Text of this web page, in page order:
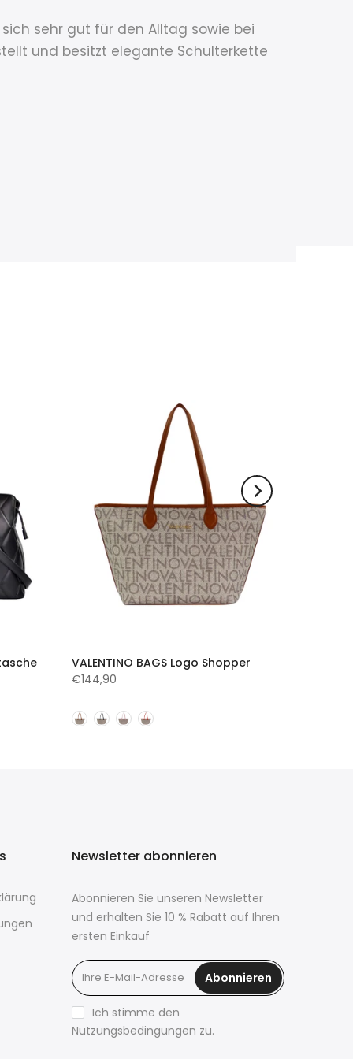
sehr gut für den Alltag sowie bei
und besitzt elegante Schulterkette
VALENTINO BAGS Logo Shopper
€144,90
Newsletter abonnieren
Abonnieren Sie unseren Newsletter
und erhalten Sie 10 % Rabatt auf Ihren
ersten Einkauf
Abonnieren
Ich stimme den
Nutzungsbedingungen zu.